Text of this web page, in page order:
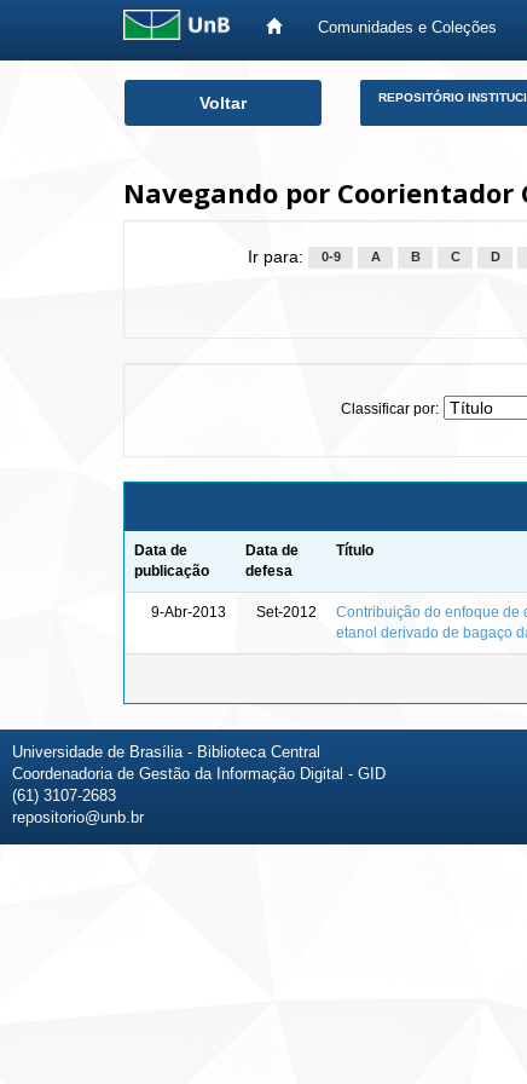
Comunidades e Coleções
Voltar REPOSITÓRIO
Navegando por Coorientador
Ir para: 0-9 A B C D
Classificar por:
Data de
publicação
Data de
defesa
Título
9-Abr-2013 Set-2012
Contribuição do enfoque de
etanol derivado de bagaço
Universidade de Brasília - Biblioteca Central
Coordenadoria de Gestão da Informação Digital - GID
(61) 3107-2683
repositorio@unb.br